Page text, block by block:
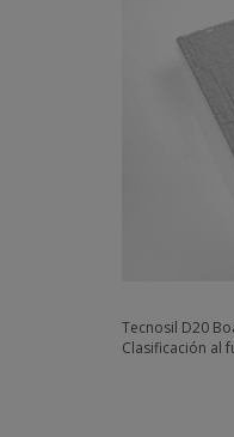
Tecnosil D20
Clasificación al